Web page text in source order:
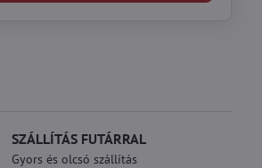
SZÁLLÍTÁS FUTÁRRAL
Gyors és olcsó szállítás